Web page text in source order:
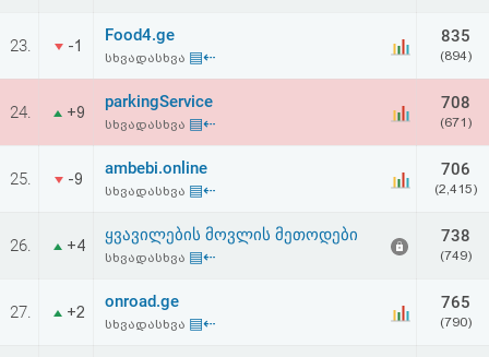
რეგისტრაცია
პაროლის
აღდგენა
სალიცენზიო
23. -1
Food4.ge
სხვადასხვა ▤⇠
835
(894)
24. +9
parkingService
სხვადასხვა ▤⇠
708
(671)
25. -9
ambebi.online
სხვადასხვა ▤⇠
706
(2,415)
26. +4
ყვავილების მოვლის მეთოდები
სხვადასხვა ▤⇠
738
(749)
27. +2
onroad.ge
სხვადასხვა ▤⇠
765
(790)